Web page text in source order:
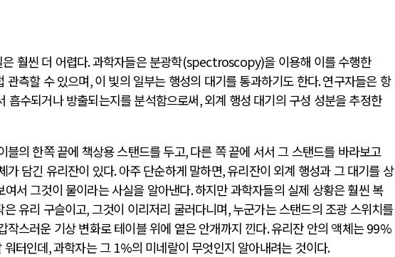
훨씬 더 어렵다.과학자들은 분광학(spectroscopy)을 이용해 이를 수행한
관측할 수 있으며,이 빛의 일부는 행성의 대기를 통과하기도 한다.연구자들은 항
흡수되거나 방출되는지를 분석함으로써,외계 행성 대기의 구성 성분을 추정한
블의 한쪽 끝에 책상용 스탠드를 두고,다른 쪽 끝에 서서 그 스탠드를 바라보고
가 담긴 유리잔이 있다.아주 단순하게 말하면,유리잔이 외계 행성과 그 대기를 상
서 그것이 물이라는 사실을 알아낸다.하지만 과학자들의 실제 상황은 훨씬 복
유리 구슬이고,그것이 이리저리 굴러다니며,누군가는 스탠드의 조광 스위치를
작스러운 기상 변화로 테이블 위에 옅은 안개까지 낀다.유리잔 안의 액체는99%
워터인데,과학자는 그 1%의 미네랄이 무엇인지 알아내려는 것이다.